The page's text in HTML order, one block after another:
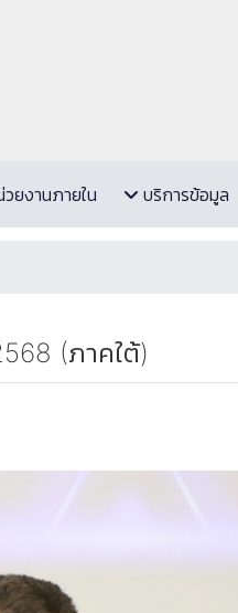
วยงานภายใน บริการข้อมูล
(ภาคใต้)